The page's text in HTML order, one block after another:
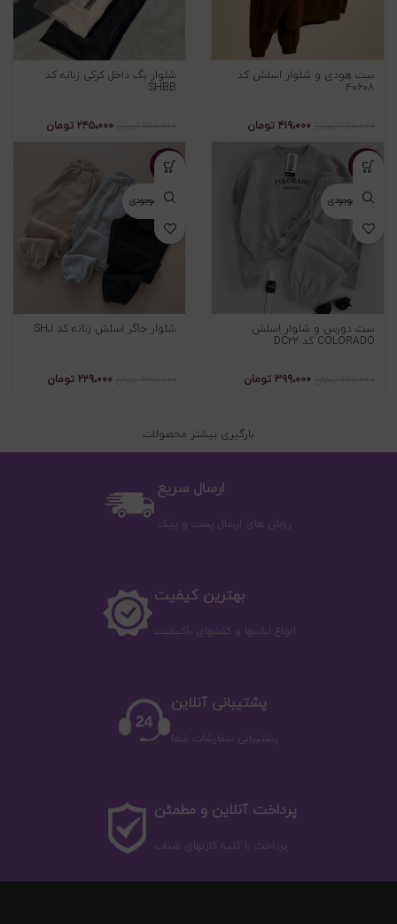
ست هودی و شلوار اسلش کد
۴۰۶۰۸
۴۱۹،۰۰۰ تومان
شلوار بگ داخل کرکی زنانه کد
SHBB
۲۴۵،۰۰۰ تومان
-۴۶%
اتمام موجودی
ست دورس و شلوار اسلش
COLORADO کد DC22
۳۹۹،۰۰۰ تومان
-۴۷%
اتمام موجودی
شلوار جاگر اسلش زنانه کد SHJ
۲۲۹،۰۰۰ تومان
بارگیری بیشتر محصولات
ارسال سریع
روش های ارسال پست و پیک
بهترین کیفیت
انواع لباسها و کفشهای باکیفیت
پشتیبانی آنلاین
پشتیبانی سفارشات شما
پرداخت آنلاین و مطمئن
پرداخت با کلیه کارتهای شتاب